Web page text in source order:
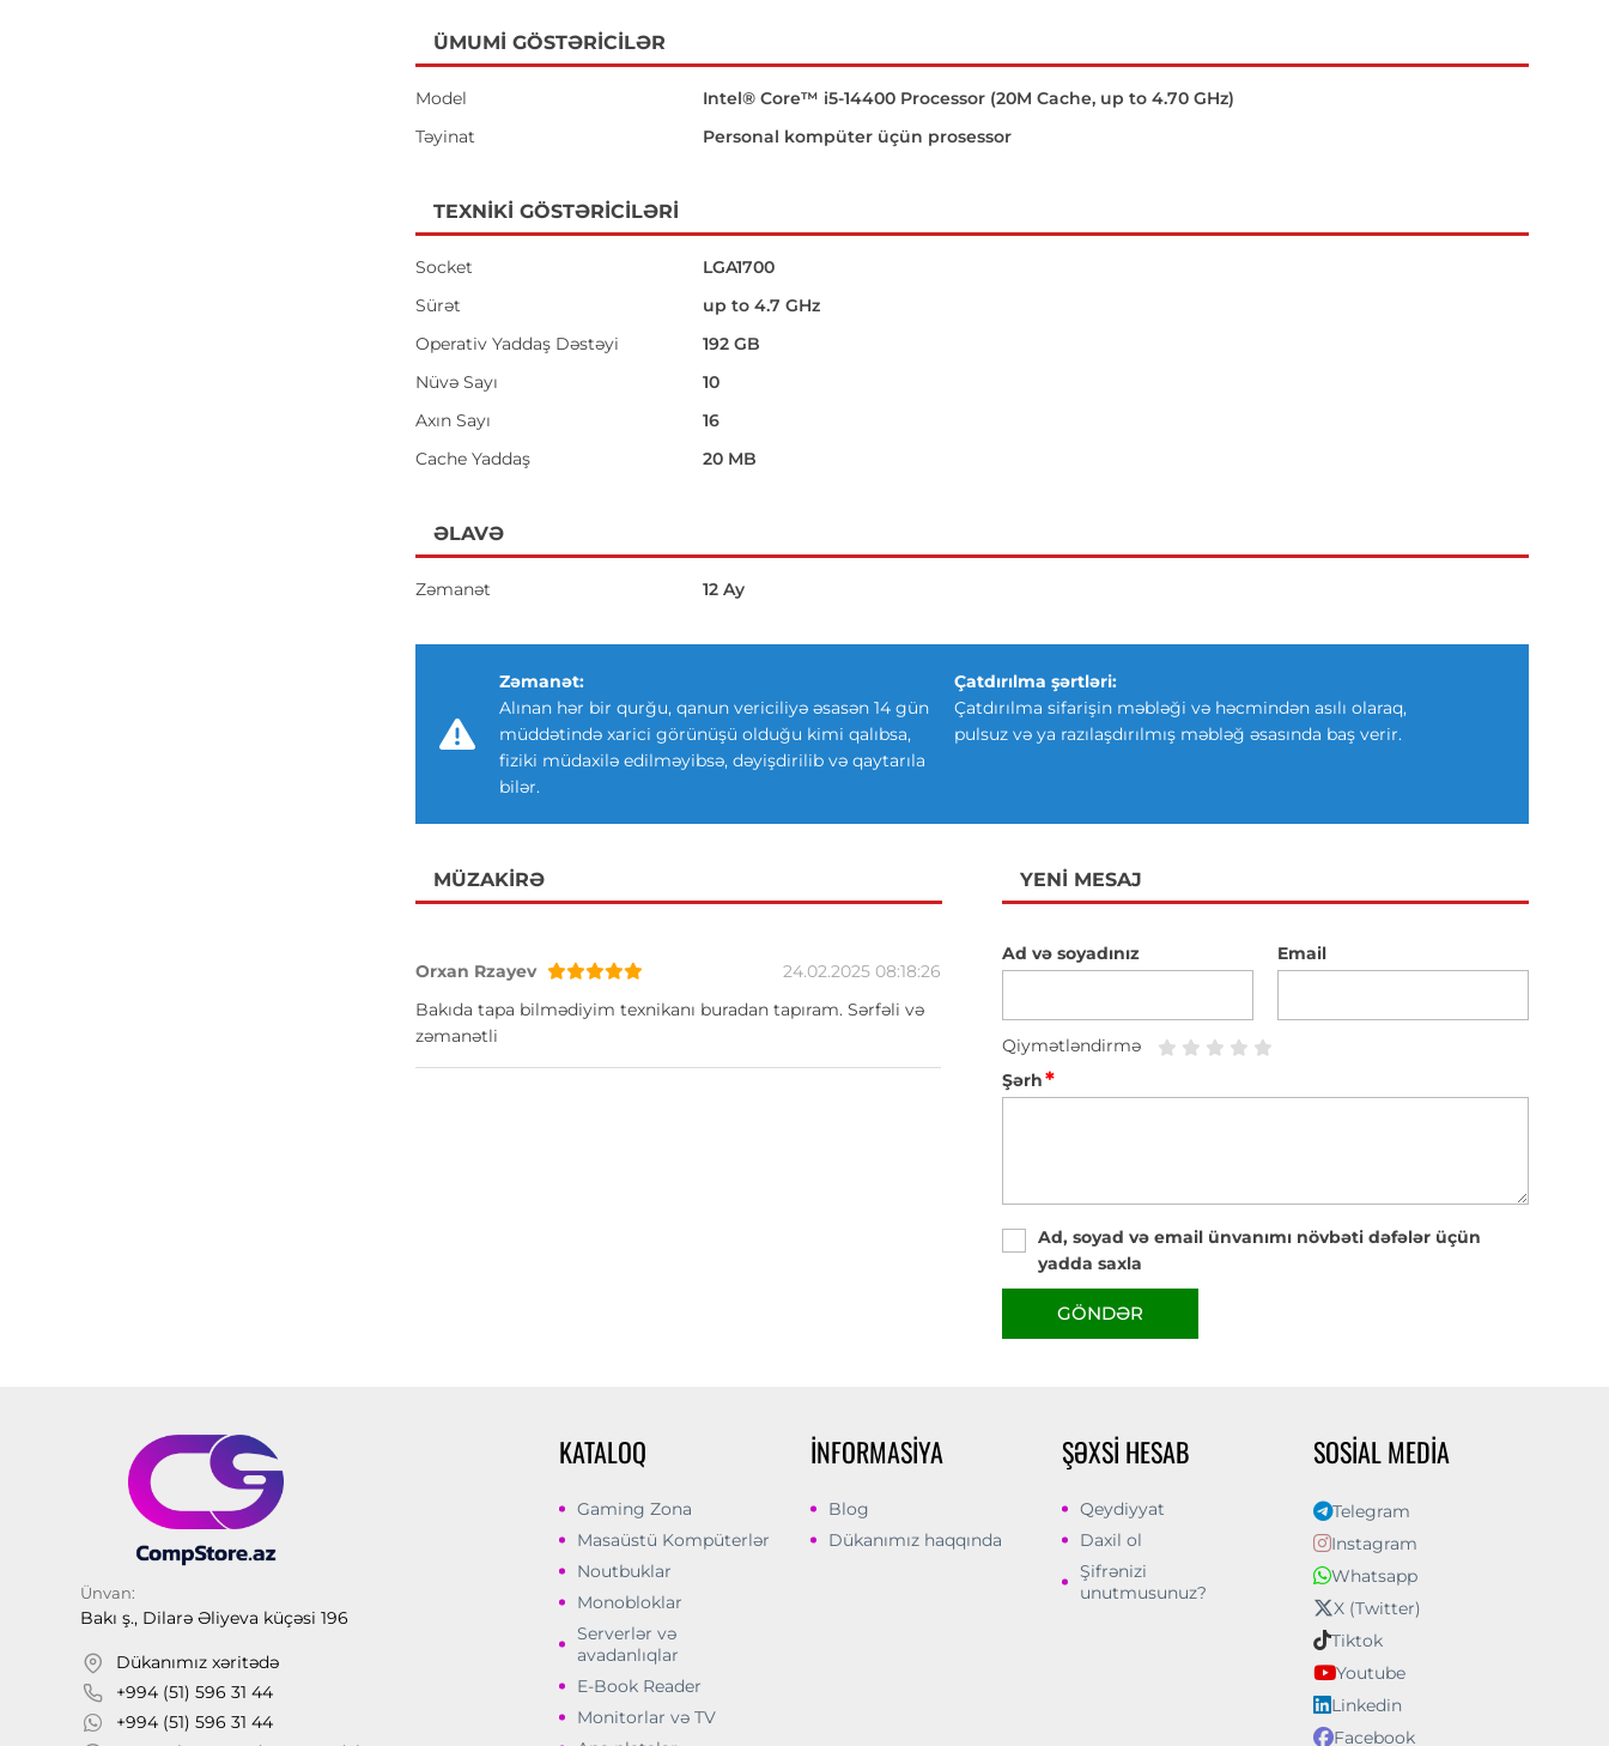
ÜMUMI GÖSTƏRICILƏR
Model
Intel® Core™ i5-14400 Processor (20M Cache, up to 4.70 GHz)
Təyinat
Personal kompüter üçün prosessor
TEXNIKI GÖSTƏRICILƏRI
Socket
LGA1700
Sürət
up to 4.7 GHz
Operativ Yaddaş Dəstəyi
192 GB
Nüvə Sayı
10
Axın Sayı
16
Cache Yaddaş
20 MB
ƏLAVƏ
Zəmanət 12 Ay
Zəmanət:
Alınan hər bir qurğu, qanun vericiliyə əsasən 14 gün
müddətində xarici görünüşü olduğu kimi qalıbsa,
fiziki müdaxilə edilməyibsə, dəyişdirilib və qaytarıla
bilər.
Çatdırılma şərtləri:
Çatdırılma sifarişin məbləği və həcmindən asılı olaraq,
pulsuz və ya razılaşdırılmış məbləğ əsasında baş verir.
MÜZAKIRƏ
Orxan Rzayev
24.02.2025 08:18:26
Bakıda tapa bilmədiyim texnikanı buradan tapıram. Sərfəli və
zəmanətli
YENI MESAJ
Ad və soyadınız Email
Qiymətləndirmə
Şərh*
Ad, soyad və email ünvanımı növbəti dəfələr üçün
yadda saxla
GÖNDƏR
Ünvan:
Bakı ş., Dilarə Əliyeva küçəsi 196
Dükanımız xəritədə
+994 (51) 596 31 44
+994 (51) 596 31 44
KATALOQ
Gaming Zona
Masaüstü Kompüterlər
Noutbuklar
Monobloklar
Serverlər və
avadanlıqlar
E-Book Reader
Monitorlar və TV
İNFORMASIYA
Blog
Dükanımız haqqında
ŞƏXSI HESAB
Qeydiyyat
Daxil ol
Şifrənizi
unutmusunuz?
SOSIAL MEDIA
Telegram
Instagram
Whatsapp
X (Twitter)
Tiktok
Youtube
Linkedin
Facebook